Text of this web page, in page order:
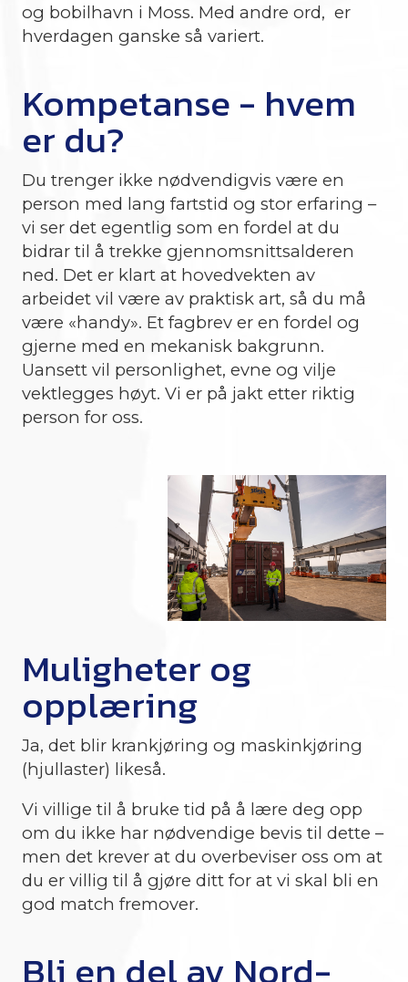
og bobilhavn i Moss. Med andre ord, er
hverdagen ganske så variert.
Kompetanse - hvem
er du?
Du trenger ikke nødvendigvis være en
person med lang fartstid og stor erfaring –
vi ser det egentlig som en fordel at du
bidrar til å trekke gjennomsnittsalderen
ned. Det er klart at hovedvekten av
arbeidet vil være av praktisk art, så du må
være «handy». Et fagbrev er en fordel og
gjerne med en mekanisk bakgrunn.
Uansett vil personlighet, evne og vilje
vektlegges høyt. Vi er på jakt etter riktig
person for oss.
Muligheter og
opplæring
Ja, det blir krankjøring og maskinkjøring
(hjullaster) likeså.
Vi villige til å bruke tid på å lære deg opp
om du ikke har nødvendige bevis til dette –
men det krever at du overbeviser oss om at
du er villig til å gjøre ditt for at vi skal bli en
god match fremover.